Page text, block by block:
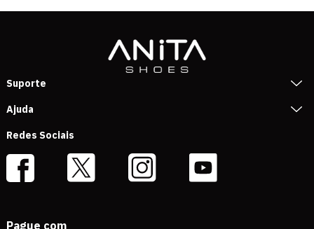
Suporte
Ajuda
Redes Sociais
Pague com